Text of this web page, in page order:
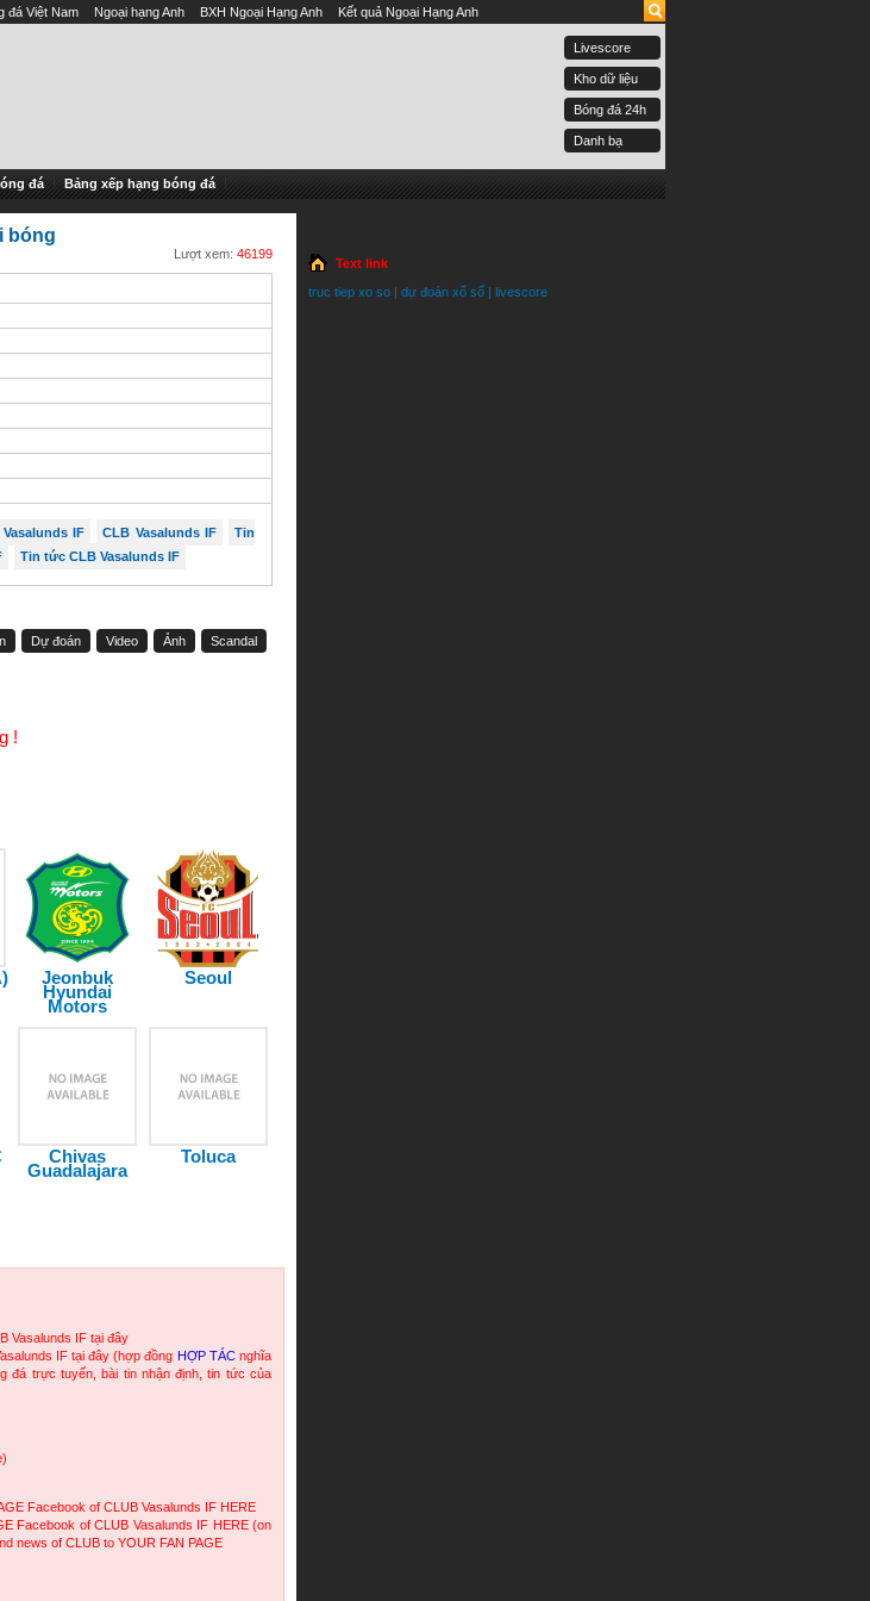
đá Việt Nam Ngoại hạng Anh BXH Ngoại Hạng Anh Kết quả Ngoại Hạng Anh
Livescore
Kho dữ liệu
Bóng đá 24h
Danh bạ
đá Bảng xếp hạng bóng đá
bóng
Lượt xem: 46199
IF CLB Vasalunds IF
Tin
Tin tức CLB Vasalunds IF
Dự đoán Video Ảnh Scandal
!
Jeonbuk
Hyundai
Motors
Seoul
Chivas
Guadalajara
Toluca
Vasalunds IF tại đây
IF tại đây (hợp đồng HỢP TÁCnghĩa
đá trực tuyến, bài tin nhận định, tin tức của
Facebook of CLUB Vasalunds IF HERE
Facebook of CLUB Vasalunds IF HERE (on
news of CLUB to YOUR FAN PAGE
Text link
truc tiep xo so dự đoán xổ số livescore